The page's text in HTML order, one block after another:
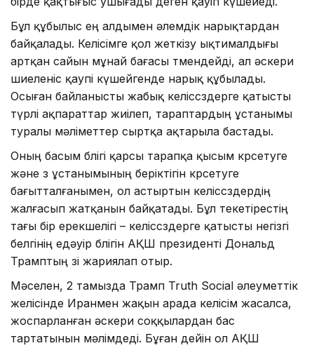
Бұл құбылыс ең алдымен әлемдік нарықтардан
байқалады. Келісімге қол жеткізу ықтималдығы
артқан сайын мұнай бағасы төмендейді, ал әскери
шиеленіс қаупі күшейгенде нарық құбылады.
Осыған байланысты жабық келіссөздерге қатысты
түрлі ақпараттар жиілеп, тараптардың ұстанымы
туралы мәліметтер сыртқа ақтарыла бастады.
Оның басым бөлігі қарсы тарапқа қысым көрсетуге
және өз ұстанымының беріктігін көрсетуге
бағытталғанымен, ол астыртын келіссөздердің
жалғасып жатқанын байқатады. Бұл текетірестің
тағы бір ерекшелігі – келіссөздерге қатысты негізгі
белгінің едәуір бөлігін АҚШ президенті Дональд
Трамптың өзі жариялап отыр.
Мәселен, 2 тамызда Трамп Truth Social әлеуметтік
желісінде Иранмен жақын арада келісім жасалса,
жоспарланған әскери соққылардан бас
тартатынын мәлімдеді. Бұған дейін ол АҚШ